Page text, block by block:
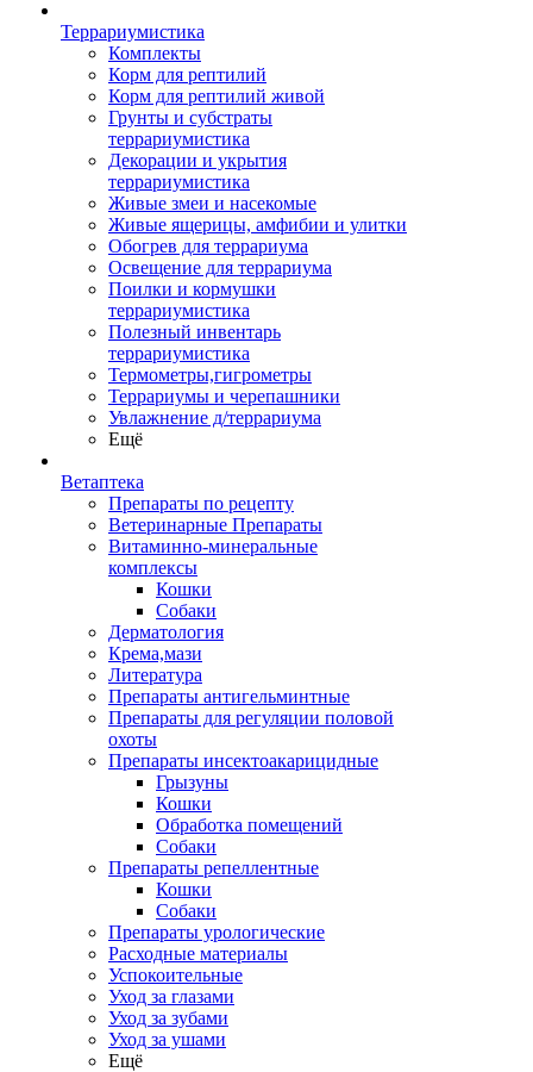
Террариумистика
Комплекты
Корм для рептилий
Корм для рептилий живой
Грунты и субстраты
террариумистика
Декорации и укрытия
террариумистика
Живые змеи и насекомые
Живые ящерицы, амфибии и улитки
Обогрев для террариума
Освещение для террариума
Поилки и кормушки
террариумистика
Полезный инвентарь
террариумистика
Термометры,гигрометры
Террариумы и черепашники
Увлажнение д/террариума
Ещё
Ветаптека
Препараты по рецепту
Ветеринарные Препараты
Витаминно-минеральные
комплексы
Кошки
Собаки
Дерматология
Крема,мази
Литература
Препараты антигельминтные
Препараты для регуляции половой
охоты
Препараты инсектоакарицидные
Грызуны
Кошки
Обработка помещений
Собаки
Препараты репеллентные
Кошки
Собаки
Препараты урологические
Расходные материалы
Успокоительные
Уход за глазами
Уход за зубами
Уход за ушами
Ещё